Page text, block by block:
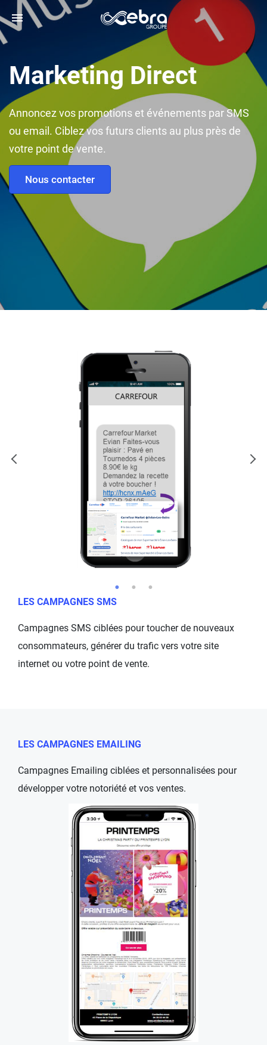
Marketing Direct
Annoncez vos promotions et événements par SMS
ou email. Ciblez vos futurs clients au plus près de
votre point de vente.
Nous contacter
LES CAMPAGNES SMS
Campagnes SMS ciblées pour toucher de nouveaux
consommateurs, générer du trafic vers votre site
internet ou votre point de vente.
LES CAMPAGNES EMAILING
Campagnes Emailing ciblées et personnalisées pour
développer votre notoriété et vos ventes.